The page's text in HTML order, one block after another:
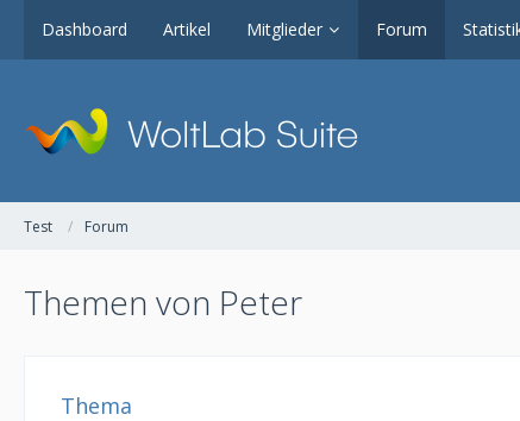
Dashboard Artikel Mitglieder Forum
Test Forum
Themen von Peter
Thema